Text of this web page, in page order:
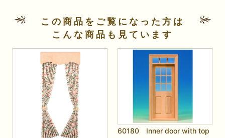
この商品をご覧になった方は
こんな商品も見ています
60180 Inner door with top